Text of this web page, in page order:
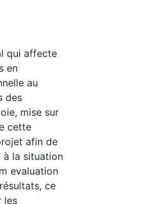
qui affecte
en
au
des
mise sur
cette
afin de
la situation
evaluation
ce
les